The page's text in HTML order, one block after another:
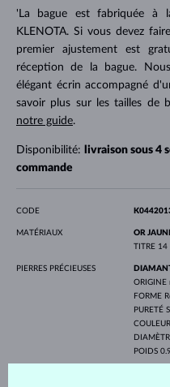
'La bague est fabriquée à
KLENOTA. Si vous devez
premier ajustement est
réception de la bague.
élégant écrin accompagné
savoir plus sur les tailles de
notre guide.
Disponibilité:
livraison sous 4
commande
CODE
MATÉRIAUX
OR
TITRE 14
PIERRES PRÉCIEUSES
ORIGINE
FORME
PURETÉ SI
COULEUR
POIDS